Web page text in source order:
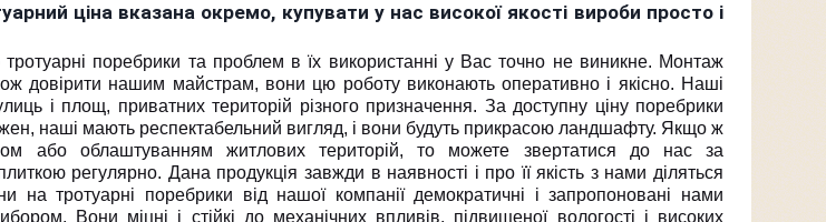
ціна вказана окремо, купувати у нас високої якості вироби просто і
поребрики та проблем в їх використанні у Вас точно не виникне. Монтаж
довірити нашим майстрам, вони цю роботу виконають оперативно і якісно. Наші
і площ, приватних територій різного призначення. За доступну ціну поребрики
наші мають респектабельний вигляд, і вони будуть прикрасою ландшафту. Якщо ж
або облаштуванням житлових територій, то можете звертатися до нас за
регулярно. Дана продукція завжди в наявності і про її якість з нами діляться
тротуарні поребрики від нашої компанії демократичні і запропоновані нами
Вони міцні і стійкі до механічних впливів, підвищеної вологості і високих